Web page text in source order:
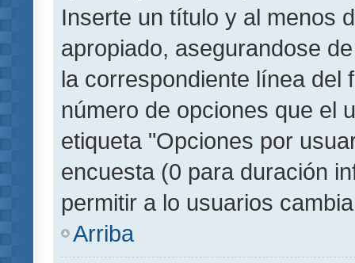
Inserte un título y al menos
apropiado, asegurandose
la correspondiente línea del
número de opciones que el
etiqueta "Opciones por
encuesta (0 para duración
permitir a lo usuarios
Arriba